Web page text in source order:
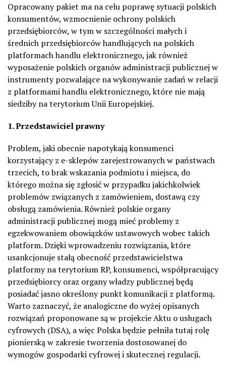
Opracowany pakiet ma na celu poprawę sytuacji polskich
konsumentów, wzmocnienie ochrony polskich
przedsiębiorców, w tym w szczególności małych i
średnich przedsiębiorców handlujących na polskich
platformach handlu elektronicznego, jak również
wyposażenie polskich organów administracji publicznej w
instrumenty pozwalające na wykonywanie zadań w relacji
z platformami handlu elektronicznego, które nie mają
siedziby na terytorium Unii Europejskiej.
1. Przedstawiciel prawny
Problem, jaki obecnie napotykają konsumenci
korzystający z e-sklepów zarejestrowanych w państwach
trzecich, to brak wskazania podmiotu i miejsca, do
którego można się zgłosić w przypadku jakichkolwiek
problemów związanych z zamówieniem, dostawą czy
obsługą zamówienia. Również polskie organy
administracji publicznej mogą mieć problemy z
egzekwowaniem obowiązków ustawowych wobec takich
platform. Dzięki wprowadzeniu rozwiązania, które
usankcjonuje stałą obecność przedstawicielstwa
platformy na terytorium RP, konsumenci, współpracujący
przedsiębiorcy oraz organy władzy publicznej będą
posiadać jasno określony punkt komunikacji z platformą.
Warto zaznaczyć, że analogiczne do wyżej opisanych
rozwiązań proponowane są w projekcie Aktu o usługach
cyfrowych (DSA), a więc Polska będzie pełniła tutaj rolę
pionierską w zakresie tworzenia dostosowanej do
wymogów gospodarki cyfrowej i skutecznej regulacji.